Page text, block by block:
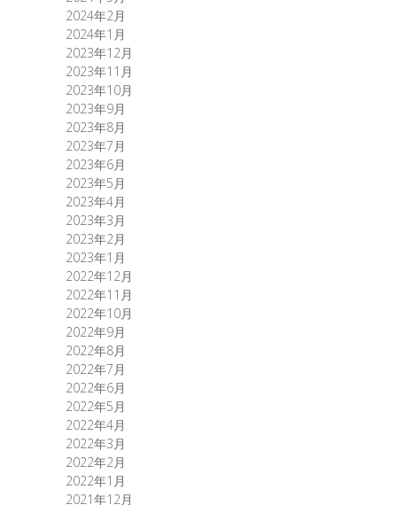
2024年2月
2024年1月
2023年12月
2023年11月
2023年10月
2023年9月
2023年8月
2023年7月
2023年6月
2023年5月
2023年4月
2023年3月
2023年2月
2023年1月
2022年12月
2022年11月
2022年10月
2022年9月
2022年8月
2022年7月
2022年6月
2022年5月
2022年4月
2022年3月
2022年2月
2022年1月
2021年12月